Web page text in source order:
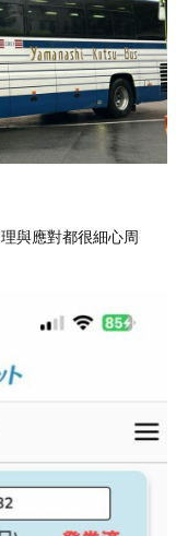
與應對都很細心周